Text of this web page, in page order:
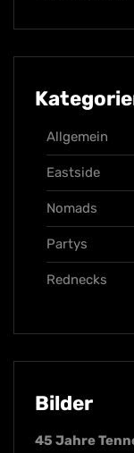
Allgemein
Eastside
Nomads
Partys
Rednecks
Bilder
45 Jahre